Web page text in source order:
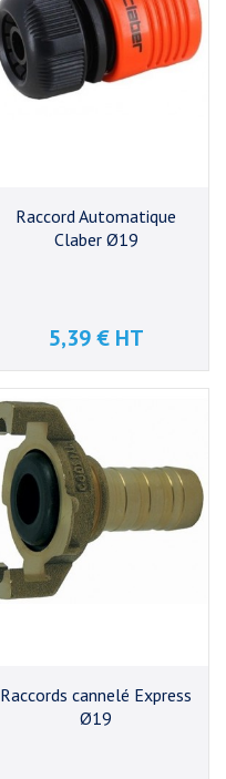
Raccord Automatique
Claber Ø19
Prix
5,39 € HT
Raccords cannelé Express
Ø19